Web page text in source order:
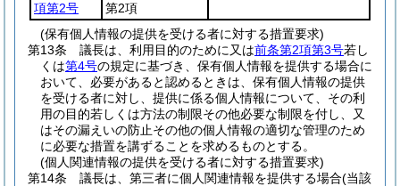
項第2号
第2項
(保有個人情報の提供を受ける者に対する措置要求)
第13条
議長は、利用目的のために又は前条第2項第3号若し
くは第4号の規定に基づき、保有個人情報を提供する場合に
おいて、必要があると認めるときは、保有個人情報の提供
を受ける者に対し、提供に係る個人情報について、その利
用の目的若しくは方法の制限その他必要な制限を付し、又
はその漏えいの防止その他の個人情報の適切な管理のため
に必要な措置を講ずることを求めるものとする。
(個人関連情報の提供を受ける者に対する措置要求)
第14条
議長は、第三者に個人関連情報を提供する場合(当該